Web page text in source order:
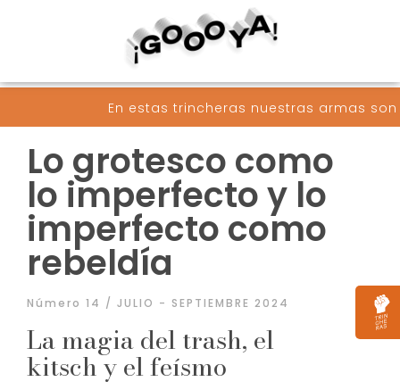
trincheras nuestras armas son palabras
Lo grotesco como
lo imperfecto y lo
imperfecto como
rebeldía
Número 14 / JULIO - SEPTIEMBRE 2024
La magia del trash, el
kitsch y el feísmo